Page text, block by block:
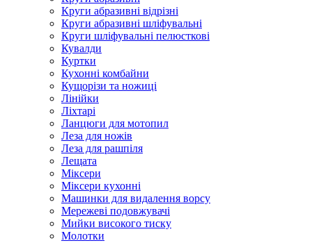
Круги абразивні відрізні
Круги абразивні шліфувальні
Круги шліфувальні пелюсткові
Кувалди
Куртки
Кухонні комбайни
Кущорізи та ножиці
Лінійки
Ліхтарі
Ланцюги для мотопил
Леза для ножів
Леза для рашпіля
Лещата
Міксери
Міксери кухонні
Машинки для видалення ворсу
Мережеві подовжувачі
Мийки високого тиску
Молотки